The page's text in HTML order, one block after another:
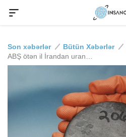
Son xəbərlər Bütün Xəbərlər